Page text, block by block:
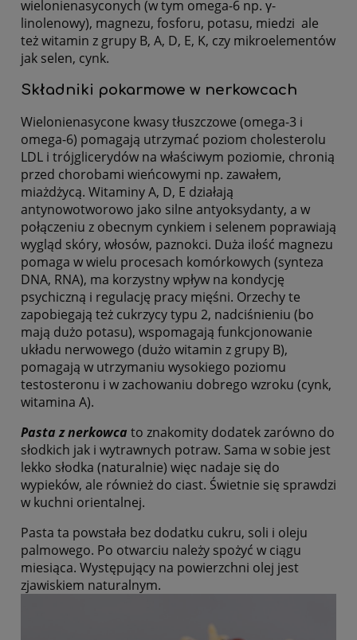
wielonienasyconych (w tym omega-6 np. γ-
linolenowy), magnezu, fosforu, potasu, miedzi ale
też witamin z grupy B, A, D, E, K, czy mikroelementów
jak selen, cynk.
Składniki pokarmowe w nerkowcach
Wielonienasycone kwasy tłuszczowe (omega-3 i
omega-6) pomagają utrzymać poziom cholesterolu
LDL i trójglicerydów na właściwym poziomie, chronią
przed chorobami wieńcowymi np. zawałem,
miażdżycą. Witaminy A, D, E działają
antynowotworowo jako silne antyoksydanty, a w
połączeniu z obecnym cynkiem i selenem poprawiają
wygląd skóry, włosów, paznokci. Duża ilość magnezu
pomaga w wielu procesach komórkowych (synteza
DNA, RNA), ma korzystny wpływ na kondycję
psychiczną i regulację pracy mięśni. Orzechy te
zapobiegają też cukrzycy typu 2, nadciśnieniu (bo
mają dużo potasu), wspomagają funkcjonowanie
układu nerwowego (dużo witamin z grupy B),
pomagają w utrzymaniu wysokiego poziomu
testosteronu i w zachowaniu dobrego wzroku (cynk,
witamina A).
Pasta z nerkowca to znakomity dodatek zarówno do
słodkich jak i wytrawnych potraw. Sama w sobie jest
lekko słodka (naturalnie) więc nadaje się do
wypieków, ale również do ciast. Świetnie się sprawdzi
w kuchni orientalnej.
Pasta ta powstała bez dodatku cukru, soli i oleju
palmowego. Po otwarciu należy spożyć w ciągu
miesiąca. Występujący na powierzchni olej jest
zjawiskiem naturalnym.